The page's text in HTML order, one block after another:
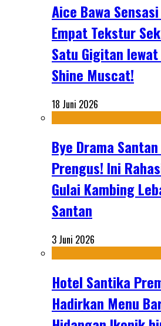
Aice Bawa
Empat Tekstur
Satu Gigitan
Shine Muscat!
18 Juni 2026
Bye Drama
Prengus! Ini
Gulai Kambing
Santan
3 Juni 2026
Hotel Santika
Hadirkan Menu